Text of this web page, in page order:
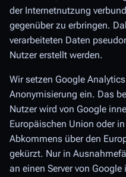
der Internetnutzung
gegenüber zu erbringen.
verarbeiteten Daten
Nutzer erstellt werden.
Wir setzen Google
Anonymisierung ein. Das
Nutzer wird von Google
Europäischen Union oder
Abkommens über den
gekürzt. Nur in
an einen Server von